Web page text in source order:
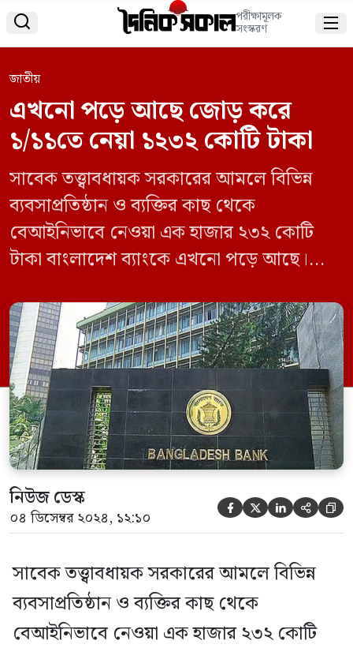
 পরীক্ষামূলক
সংস্করণ 
জাতীয়
এখনো পড়ে আছে জোড় করে
১/১১তে নেয়া ১২৩২ কোটি টাকা
সাবেক তত্ত্বাবধায়ক সরকারের আমলে বিভিন্ন
ব্যবসাপ্রতিষ্ঠান ও ব্যক্তির কাছ থেকে
বেআইনিভাবে নেওয়া এক হাজার ২৩২ কোটি
টাকা বাংলাদেশ ব্যাংকে এখনো পড়ে আছে।
ফেরত পাচ্ছেন না ভুক্তভোগীরা। আপিল ও
রিভিউয়ের পর আবার আপিল আবেদন—
আইনের এই সুযোগ নিয়ে বিপুল পরিমাণ এই অর্থ
আটকে রেখেছে কেন্দ্রীয় ব্যাংক। মামলার
বিবরণে জানা যায়, ২০০৭ […]
নিউজ ডেস্ক
০৪ ডিসেম্বর ২০২৪, ১২:১০     
সাবেক তত্ত্বাবধায়ক সরকারের আমলে বিভিন্ন
ব্যবসাপ্রতিষ্ঠান ও ব্যক্তির কাছ থেকে
বেআইনিভাবে নেওয়া এক হাজার ২৩২ কোটি